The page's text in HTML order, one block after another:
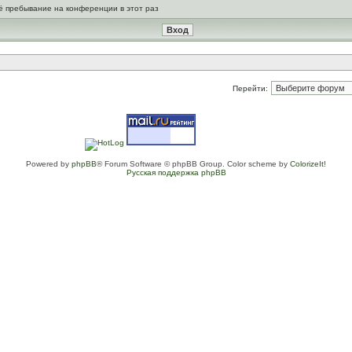
пребывание на конференции в этот раз
Перейти:
Powered by phpBB® Forum Software © phpBB Group. Color scheme by ColorizeIt!
Русская поддержка phpBB